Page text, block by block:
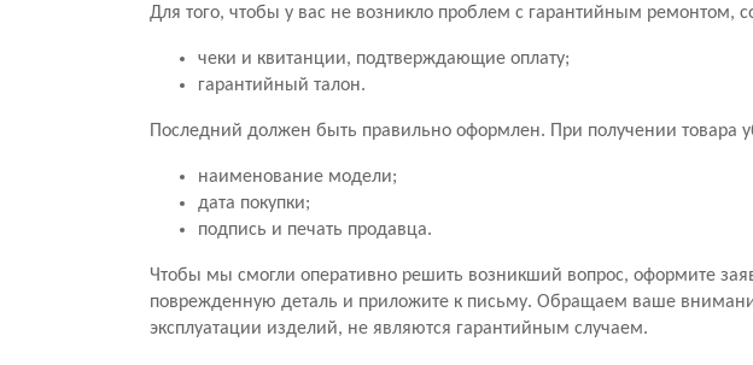
Для того, чтобы у вас не возникло проблем с гарантийным ремонтом,
чеки и квитанции, подтверждающие оплату;
гарантийный талон.
Последний должен быть правильно оформлен. При получении
наименование модели;
дата покупки;
подпись и печать продавца.
Чтобы мы смогли оперативно решить возникший вопрос, оформите
поврежденную деталь и приложите к письму. Обращаем ваше
эксплуатации изделий, не являются гарантийным случаем.